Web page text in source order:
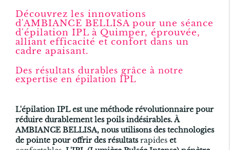
Découvrez les innovations
d'AMBIANCE BELLISA pour une séance
d'épilation IPL à Quimper, éprouvée,
alliant efficacité et confort dans un
cadre apaisant.
Des résultats durables grâce à notre
expertise en épilation IPL
L'épilation IPLest une méthode révolutionnaire pour
réduire durablement les poils indésirables. À
AMBIANCE BELLISA, nous utilisons des technologies
de pointe pour offrir des résultatsrapides et